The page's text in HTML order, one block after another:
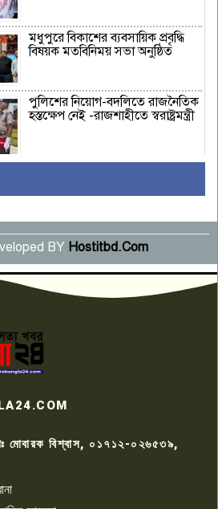
মধুপুরে বিকাশের ব্যবসায়িক প্রবৃদ্ধি
বিষয়ক মতবিনিময় সভা অনুষ্ঠিত
পুলিশের নিয়োগ-বদলিতে রাজনৈতিক
হস্তক্ষেপ নেই -রাজশাহীতে স্বরাষ্ট্রমন্ত্রী
বছর পূর্তি উদযাপন
সংবাদ সম্মেলনে অভিযোগ অস্বীকার
উদ্দেশ্য প্রণোদিত সংবাদ প্রকাশের
প্রতিবাদ নাজির হাসানের
কেটে ঘরে ঢুকে স্কুল শিক্ষিকাকে হত্যা
টয়লেটের ট্যাংকি থেকে লাশ উদ্ধার
রাজশাহীতে সন্ত্রাসী হামলায় গুরুতর
BY Hostitbd.Com
মোবারক বিশ্বাস, ০১৭১২-০২৬৫৩৯,